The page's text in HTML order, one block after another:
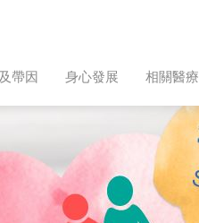
帶因 身心發展 相關醫療